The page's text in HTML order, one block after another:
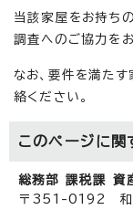
当該家屋をお持ち
調査へのご協力を
なお、要件を満た
絡ください。
このページに関
総務部 課税課 資
〒351-0192 和